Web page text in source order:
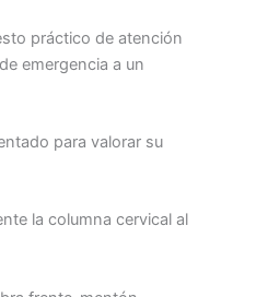
práctico de atención
emergencia a un
para valorar su
la columna cervical al